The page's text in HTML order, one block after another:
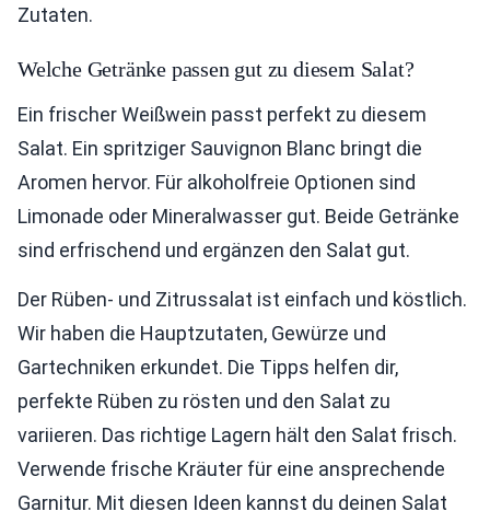
Zutaten.
Welche Getränke passen gut zu diesem Salat?
Ein frischer Weißwein passt perfekt zu diesem
Salat. Ein spritziger Sauvignon Blanc bringt die
Aromen hervor. Für alkoholfreie Optionen sind
Limonade oder Mineralwasser gut. Beide Getränke
sind erfrischend und ergänzen den Salat gut.
Der Rüben- und Zitrussalat ist einfach und köstlich.
Wir haben die Hauptzutaten, Gewürze und
Gartechniken erkundet. Die Tipps helfen dir,
perfekte Rüben zu rösten und den Salat zu
variieren. Das richtige Lagern hält den Salat frisch.
Verwende frische Kräuter für eine ansprechende
Garnitur. Mit diesen Ideen kannst du deinen Salat